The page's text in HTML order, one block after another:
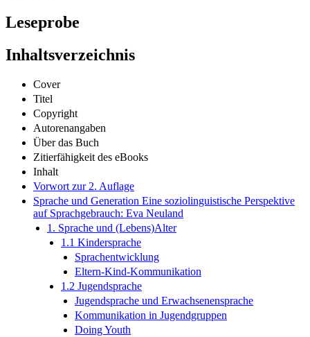
Leseprobe
Inhaltsverzeichnis
Cover
Titel
Copyright
Autorenangaben
Über das Buch
Zitierfähigkeit des eBooks
Inhalt
Vorwort zur 2. Auflage
Sprache und Generation Eine soziolinguistische Perspektive
auf Sprachgebrauch: Eva Neuland
1. Sprache und (Lebens)Alter
1.1 Kindersprache
Sprachentwicklung
Eltern-Kind-Kommunikation
1.2 Jugendsprache
Jugendsprache und Erwachsenensprache
Kommunikation in Jugendgruppen
Doing Youth